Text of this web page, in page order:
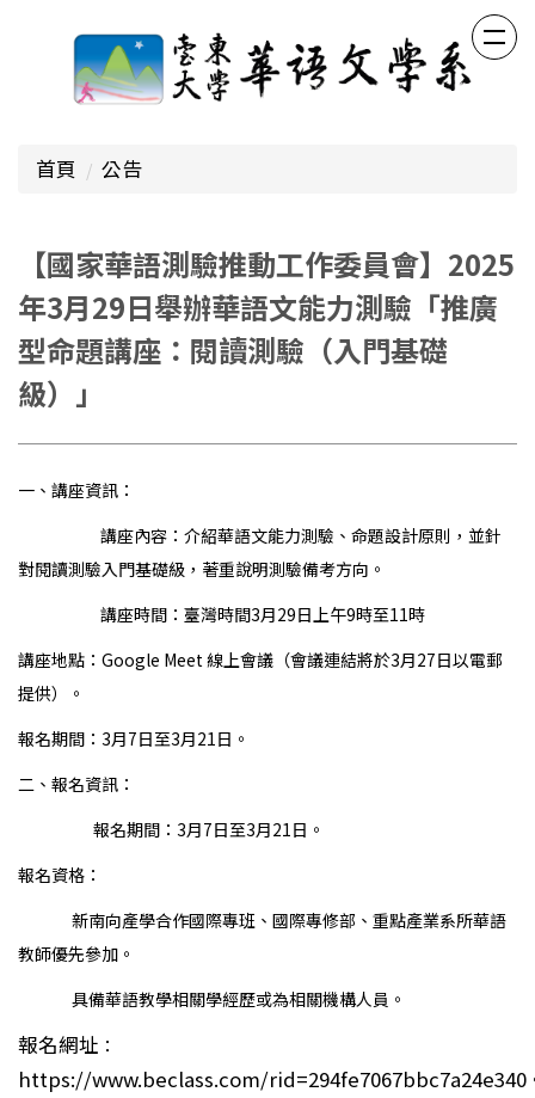
首頁 公告
【國家華語測驗推動工作委員會】2025
年3月29日舉辦華語文能力測驗「推廣
型命題講座：閱讀測驗（入門基礎
級）」
一、講座資訊：
講座內容：介紹華語文能力測驗、命題設計原則，並針
對閱讀測驗入門基礎級，著重說明測驗備考方向。
講座時間：臺灣時間3月29日上午9時至11時
講座地點：Google Meet 線上會議（會議連結將於3月27日以電郵
提供）。
報名期間：3月7日至3月21日。
二、報名資訊：
報名期間：3月7日至3月21日。
報名資格：
新南向產學合作國際專班、國際專修部、重點產業系所華語
教師優先參加。
具備華語教學相關學經歷或為相關機構人員。
報名網址 ：
https://www.beclass.com/rid=294fe7067bbc7a24e340